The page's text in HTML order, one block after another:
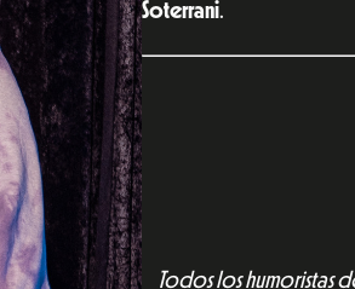
Soterrani.
Todos los humoristas